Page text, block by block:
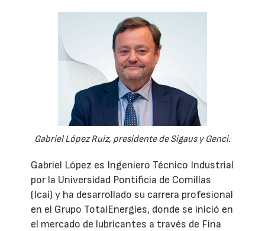
Gabriel López Ruiz, presidente de Sigaus y Genci.
Gabriel López es Ingeniero Técnico Industrial
por la Universidad Pontificia de Comillas
(Icai) y ha desarrollado su carrera profesional
en el Grupo TotalEnergies, donde se inició en
el mercado de lubricantes a través de Fina